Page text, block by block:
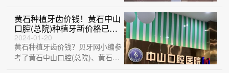
店)、黄···
黄石种植牙齿价钱！黄石中山
口腔(总院)种植牙新价格已确
定，德国费亚丹种植体：
7043元起/颗！
2024-01-20
黄石种植牙齿价钱？贝牙网小编参
考了黄石中山口腔(总院)、黄石瑞